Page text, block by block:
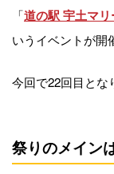
「道の駅 宇土マ
いうイベントが開
今回で22回目とな
祭りのメイン